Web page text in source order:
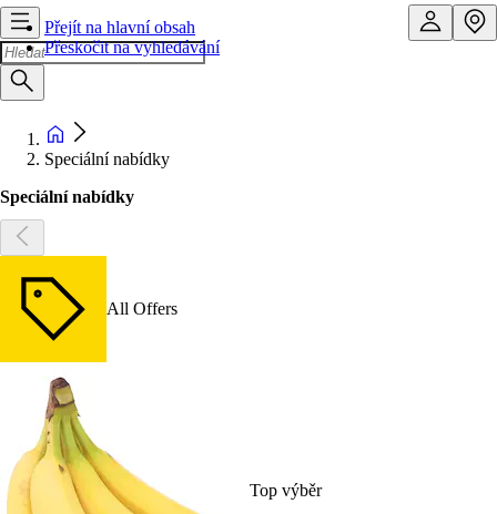
Přejít na hlavní obsah
Přeskočit na vyhledávání
Speciální nabídky
Speciální nabídky
All Offers
Top výběr